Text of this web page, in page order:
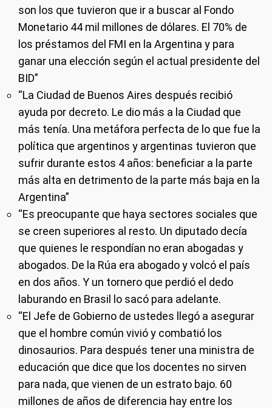
son los que tuvieron que ir a buscar al Fondo
Monetario 44 mil millones de dólares. El 70% de
los préstamos del FMI en la Argentina y para
ganar una elección según el actual presidente del
BID”
“La Ciudad de Buenos Aires después recibió
ayuda por decreto. Le dio más a la Ciudad que
más tenía. Una metáfora perfecta de lo que fue la
política que argentinos y argentinas tuvieron que
sufrir durante estos 4 años: beneficiar a la parte
más alta en detrimento de la parte más baja en la
Argentina”
“Es preocupante que haya sectores sociales que
se creen superiores al resto. Un diputado decía
que quienes le respondían no eran abogadas y
abogados. De la Rúa era abogado y volcó el país
en dos años. Y un tornero que perdió el dedo
laburando en Brasil lo sacó para adelante.
“El Jefe de Gobierno de ustedes llegó a asegurar
que el hombre común vivió y combatió los
dinosaurios. Para después tener una ministra de
educación que dice que los docentes no sirven
para nada, que vienen de un estrato bajo. 60
millones de años de diferencia hay entre los